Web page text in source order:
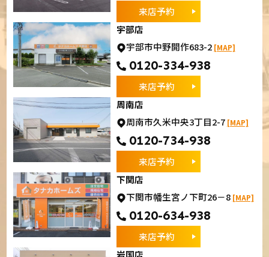
来店予約
宇部店
宇部市中野開作683-2 [MAP]
0120-334-938
来店予約
周南店
周南市久米中央3丁目2-7 [MAP]
0120-734-938
来店予約
下関店
下関市幡生宮ノ下町26－8 [MAP]
0120-634-938
来店予約
岩国店